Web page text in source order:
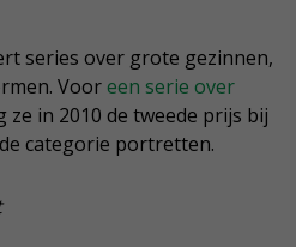
series over grote gezinnen,
Vooreen serie over
ze in 2010 de tweede prijs bij
categorie portretten.